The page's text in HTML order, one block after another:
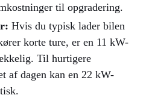
til opgradering.
Hvis du typisk lader bilen
korte ture, er en 11 kW-
Til hurtigere
af dagen kan en 22 kW-